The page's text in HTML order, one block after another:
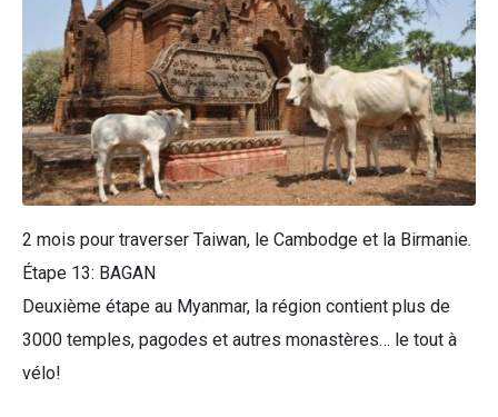
2 mois pour traverser Taiwan, le Cambodge et la Birmanie.
Étape 13: BAGAN
Deuxième étape au Myanmar, la région contient plus de
3000 temples, pagodes et autres monastères… le tout à
vélo!